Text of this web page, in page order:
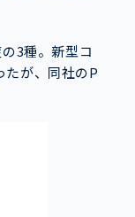
3種。新型コ
たが、同社のP